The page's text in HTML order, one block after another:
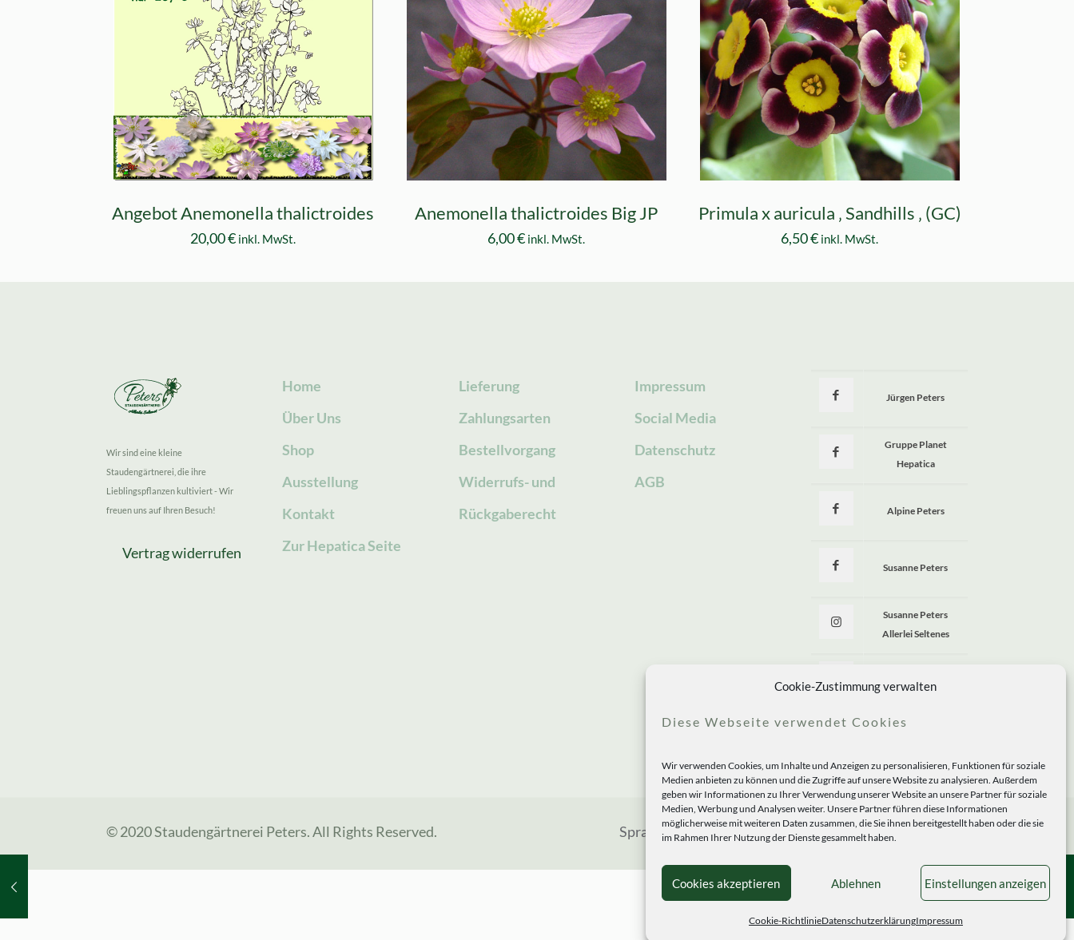
Cookie-Zustimmung verwalten
Diese Webseite verwendet Cookies
Wir verwenden Cookies, um Inhalte und Anzeigen zu personalisieren, Funktionen für soziale
Medien anbieten zu können und die Zugriffe auf unsere Website zu analysieren. Außerdem
geben wir Informationen zu Ihrer Verwendung unserer Website an unsere Partner für soziale
Medien, Werbung und Analysen weiter. Unsere Partner führen diese Informationen
möglicherweise mit weiteren Daten zusammen, die Sie ihnen bereitgestellt haben oder die sie
im Rahmen Ihrer Nutzung der Dienste gesammelt haben.
Cookies akzeptieren Ablehnen Einstellungen anzeigen
Cookie-RichtlinieDatenschutzerklärungImpressum
Angebot Anemonella thalictroides
20,00€ inkl. MwSt.
Anemonella thalictroides Big JP
6,00€ inkl. MwSt.
Primula x auricula ‚ Sandhills ‚ (GC)
6,50€ inkl. MwSt.
Wir sind eine kleine
Staudengärtnerei, die ihre
Lieblingspflanzen kultiviert - Wir
freuen uns auf Ihren Besuch!
Vertrag widerrufen
Home
Über Uns
Shop
Ausstellung
Kontakt
Zur Hepatica Seite
Lieferung
Zahlungsarten
Bestellvorgang
Widerrufs- und
Rückgaberecht
Impressum
Social Media
Datenschutz
AGB
Jürgen Peters
Gruppe Planet
Hepatica
Alpine Peters
Susanne Peters
Susanne Peters
Allerlei Seltenes
Allerlei Seltenes
© 2020 Staudengärtnerei Peters. All Rights Reserved. Sprachen